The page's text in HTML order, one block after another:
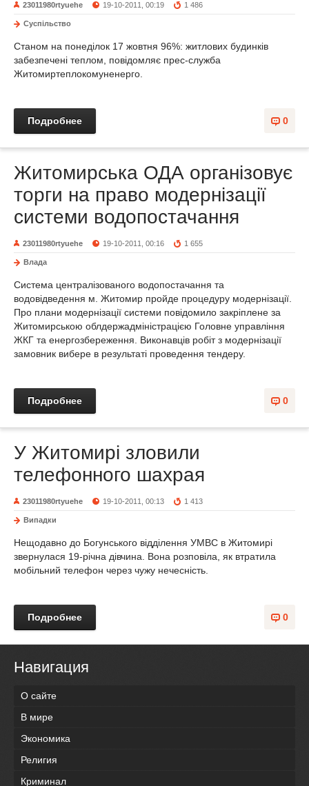
23011980rtyuehe 19-10-2011, 00:19 1 486
Суспільство
Станом на понеділок 17 жовтня 96%: житлових будинків
забезпечені теплом, повідомляє прес-служба
Житомиртеплокомуненерго.
0
Подробнее
Житомирська ОДА організовує
торги на право модернізації
системи водопостачання
23011980rtyuehe 19-10-2011, 00:16 1 655
Влада
Система централізованого водопостачання та
водовідведення м. Житомир пройде процедуру модернізації.
Про плани модернізації системи повідомило закріплене за
Житомирською облдержадміністрацією Головне управління
ЖКГ та енергозбереження. Виконавців робіт з модернізації
замовник вибере в результаті проведення тендеру.
0
Подробнее
У Житомирі зловили
телефонного шахрая
23011980rtyuehe 19-10-2011, 00:13 1 413
Випадки
Нещодавно до Богунського відділення УМВС в Житомирі
звернулася 19-річна дівчина. Вона розповіла, як втратила
мобільний телефон через чужу нечесність.
0
Подробнее
Навигация
О сайте
В мире
Экономика
Религия
Криминал